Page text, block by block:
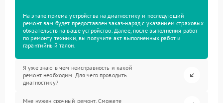
На этапе приема устройства на диагностику и последующий
ремонт вам будет предоставлен заказ-наряд с указанием страховых
обязательств на ваше устройство. Далее, после выполнения работ
по ремонту техники, вы получите акт выполненных работ и
гарантийный талон.
Я уже знаю в чем неисправность и какой
ремонт необходим. Для чего проводить
диагностику?
Мне нужен срочный ремонт. Сможете